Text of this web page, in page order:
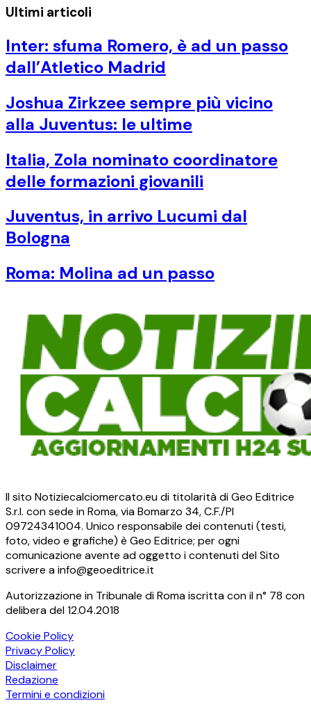
Ultimi articoli
Inter: sfuma Romero, è ad un passo
dall’Atletico Madrid
Joshua Zirkzee sempre più vicino
alla Juventus: le ultime
Italia, Zola nominato coordinatore
delle formazioni giovanili
Juventus, in arrivo Lucumi dal
Bologna
Roma: Molina ad un passo
Il sito Notiziecalciomercato.eu di titolarità di Geo Editrice
S.r.l. con sede in Roma, via Bomarzo 34, C.F./PI
09724341004. Unico responsabile dei contenuti (testi,
foto, video e grafiche) è Geo Editrice; per ogni
comunicazione avente ad oggetto i contenuti del Sito
scrivere a info@geoeditrice.it
Autorizzazione in Tribunale di Roma iscritta con il n° 78 con
delibera del 12.04.2018
Cookie Policy
Privacy Policy
Disclaimer
Redazione
Termini e condizioni